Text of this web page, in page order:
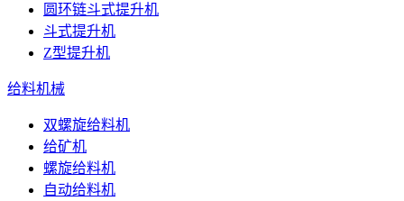
圆环链斗式提升机
斗式提升机
Z型提升机
给料机械
双螺旋给料机
给矿机
螺旋给料机
自动给料机